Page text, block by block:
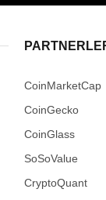
CoinMarketCap
CoinGecko
CoinGlass
SoSoValue
CryptoQuant